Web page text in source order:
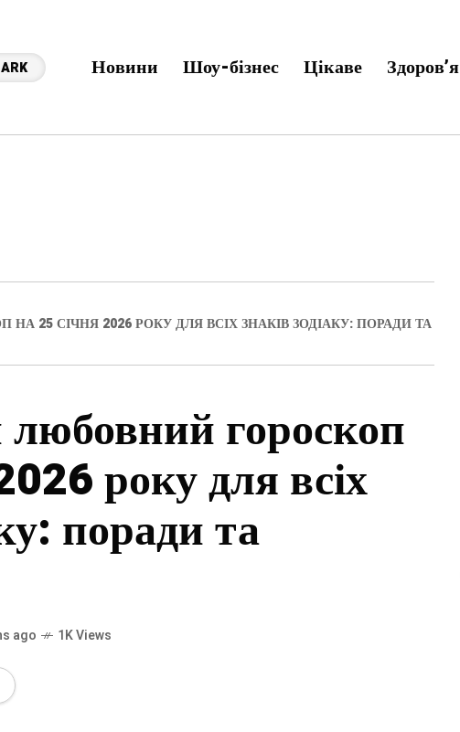
Новини Шоу-бізнес Цікаве Здоров’я
25 СІЧНЯ 2026 РОКУ ДЛЯ ВСІХ ЗНАКІВ ЗОДІАКУ: ПОРАДИ ТА
гороскоп
року для всіх
поради та
ago 1K Views